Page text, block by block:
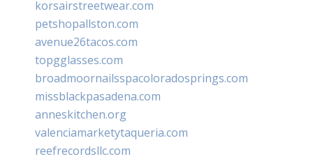
korsairstreetwear.com
petshopallston.com
avenue26tacos.com
topgglasses.com
broadmoornailsspacoloradosprings.com
missblackpasadena.com
anneskitchen.org
valenciamarketytaqueria.com
reefrecordsllc.com